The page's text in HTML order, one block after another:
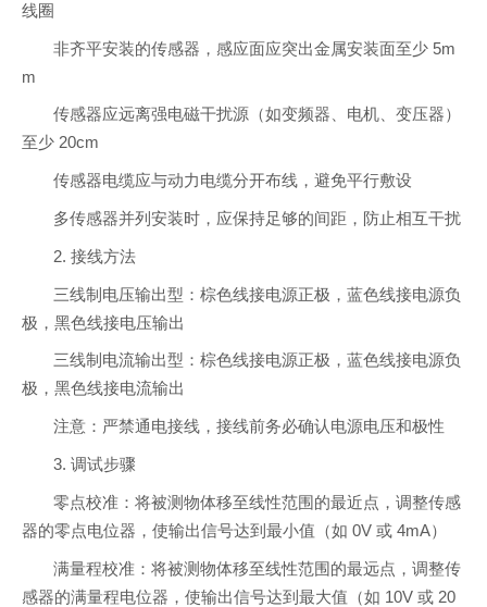
线圈
非齐平安装的传感器，感应面应突出金属安装面至少 5m
m
传感器应远离强电磁干扰源（如变频器、电机、变压器）
至少 20cm
传感器电缆应与动力电缆分开布线，避免平行敷设
多传感器并列安装时，应保持足够的间距，防止相互干扰
2. 接线方法
三线制电压输出型：棕色线接电源正极，蓝色线接电源负
极，黑色线接电压输出
三线制电流输出型：棕色线接电源正极，蓝色线接电源负
极，黑色线接电流输出
注意：严禁通电接线，接线前务必确认电源电压和极性
3. 调试步骤
零点校准：将被测物体移至线性范围的最近点，调整传感
器的零点电位器，使输出信号达到最小值（如 0V 或 4mA）
满量程校准：将被测物体移至线性范围的最远点，调整传
感器的满量程电位器，使输出信号达到最大值（如 10V 或 20